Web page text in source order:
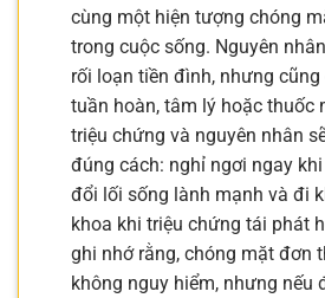
cùng một hiện tượng chóng
trong cuộc sống. Nguyên
rối loạn tiền đình, nhưng
tuần hoàn, tâm lý hoặc thuốc
triệu chứng và nguyên nhân
đúng cách: nghỉ ngơi ngay
đổi lối sống lành mạnh và đi
khoa khi triệu chứng tái phát
ghi nhớ rằng, chóng mặt đơn
không nguy hiểm, nhưng nếu